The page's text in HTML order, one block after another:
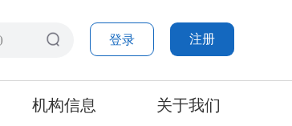
登录 注册
机构信息 关于我们